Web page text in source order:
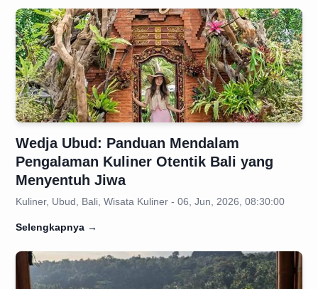
Wedja Ubud: Panduan Mendalam
Pengalaman Kuliner Otentik Bali yang
Menyentuh Jiwa
Kuliner, Ubud, Bali, Wisata Kuliner - 06, Jun, 2026, 08:30:00
Selengkapnya →